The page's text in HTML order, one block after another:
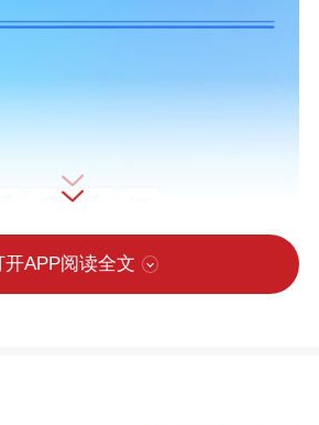
开APP阅读全文